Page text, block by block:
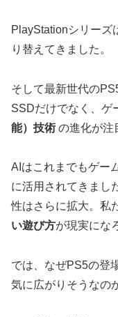
PlayStationシリーズ
り替えてきました。
そして最新世代の
SSDだけでなく、ゲ
能）技術 の進化が注
AIはこれまでもゲー
に活用されてきまし
性はさらに拡大。私
い遊び方が現実にな
では、なぜPS5の登
気に広がりそうなの